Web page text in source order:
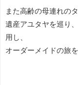
また高齢の母連れの
遺産アユタヤを巡り
用し、
オーダーメイドの旅を